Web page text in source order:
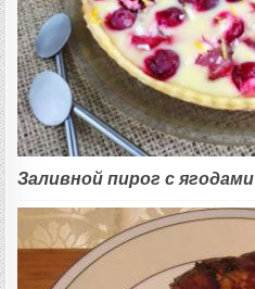
Заливной пирог с ягодами